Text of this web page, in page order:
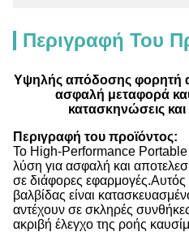
Περιγραφή Του
Υψηλής απόδοσης φορητή
ασφαλή μεταφορά
κατασκηνώσεις και
Περιγραφή του προϊόντος:
Το High-Performance Portable
λύση για ασφαλή και
σε διάφορες
βαλβίδας είναι
αντέχουν σε σκληρές
ακριβή έλεγχο της ροής